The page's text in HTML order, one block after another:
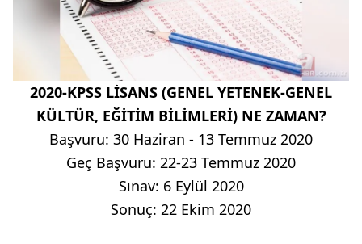
2020-KPSS LİSANS (GENEL YETENEK-GENEL
KÜLTÜR, EĞİTİM BİLİMLERİ) NE ZAMAN?
Başvuru: 30 Haziran - 13 Temmuz 2020
Geç Başvuru: 22-23 Temmuz 2020
Sınav: 6 Eylül 2020
Sonuç: 22 Ekim 2020